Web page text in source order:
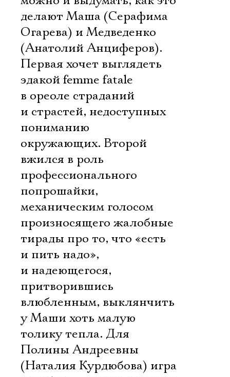
делают Маша (Серафима
Огарева) и Медведенко
(Анатолий Анциферов).
Первая хочет выглядеть
эдакой femme fatale
в ореоле страданий
и страстей, недоступных
пониманию
окружающих. Второй
вжился в роль
профессионального
попрошайки,
механическим голосом
произносящего жалобные
тирады про то, что «есть
и пить надо»,
и надеющегося,
притворившись
влюбленным, выклянчить
у Маши хоть малую
толику тепла. Для
Полины Андреевны
(Наталия Курдюбова) игра